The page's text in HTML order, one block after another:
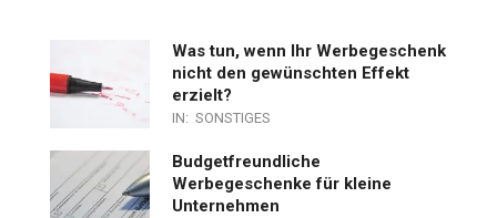
Was tun, wenn Ihr Werbegeschenk
nicht den gewünschten Effekt
erzielt?
IN: SONSTIGES
Budgetfreundliche
Werbegeschenke für kleine
Unternehmen